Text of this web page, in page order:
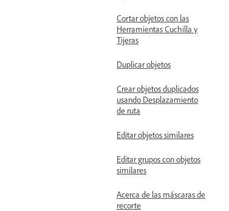
Cortar objetos con las
Herramientas Cuchilla y
Tijeras
Duplicar objetos
Crear objetos duplicados
usando Desplazamiento
de ruta
Editar objetos similares
Editar grupos con objetos
similares
Acerca de las máscaras de
recorte